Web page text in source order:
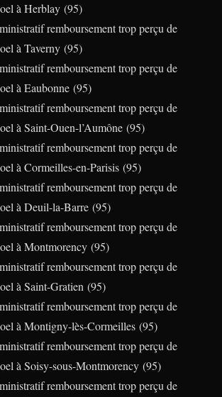
à Herblay (95)
remboursement trop perçu de
à Taverny (95)
remboursement trop perçu de
à Eaubonne (95)
remboursement trop perçu de
à Saint-Ouen-l’Aumône (95)
remboursement trop perçu de
à Cormeilles-en-Parisis (95)
remboursement trop perçu de
à Deuil-la-Barre (95)
remboursement trop perçu de
à Montmorency (95)
remboursement trop perçu de
à Saint-Gratien (95)
remboursement trop perçu de
à Montigny-lès-Cormeilles (95)
remboursement trop perçu de
à Soisy-sous-Montmorency (95)
remboursement trop perçu de